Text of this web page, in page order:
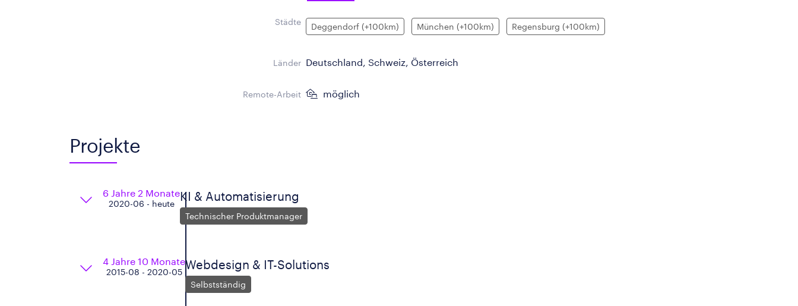
Städte Deggendorf (+100km) München (+100km) Regensburg (+100km)
Länder Deutschland, Schweiz, Österreich
Remote-Arbeit möglich
Projekte
6 Jahre 2 Monate
2020-06 - heute
KI & Automatisierung
Technischer Produktmanager
4 Jahre 10 Monate
2015-08 - 2020-05
Webdesign & IT-Solutions
Selbstständig